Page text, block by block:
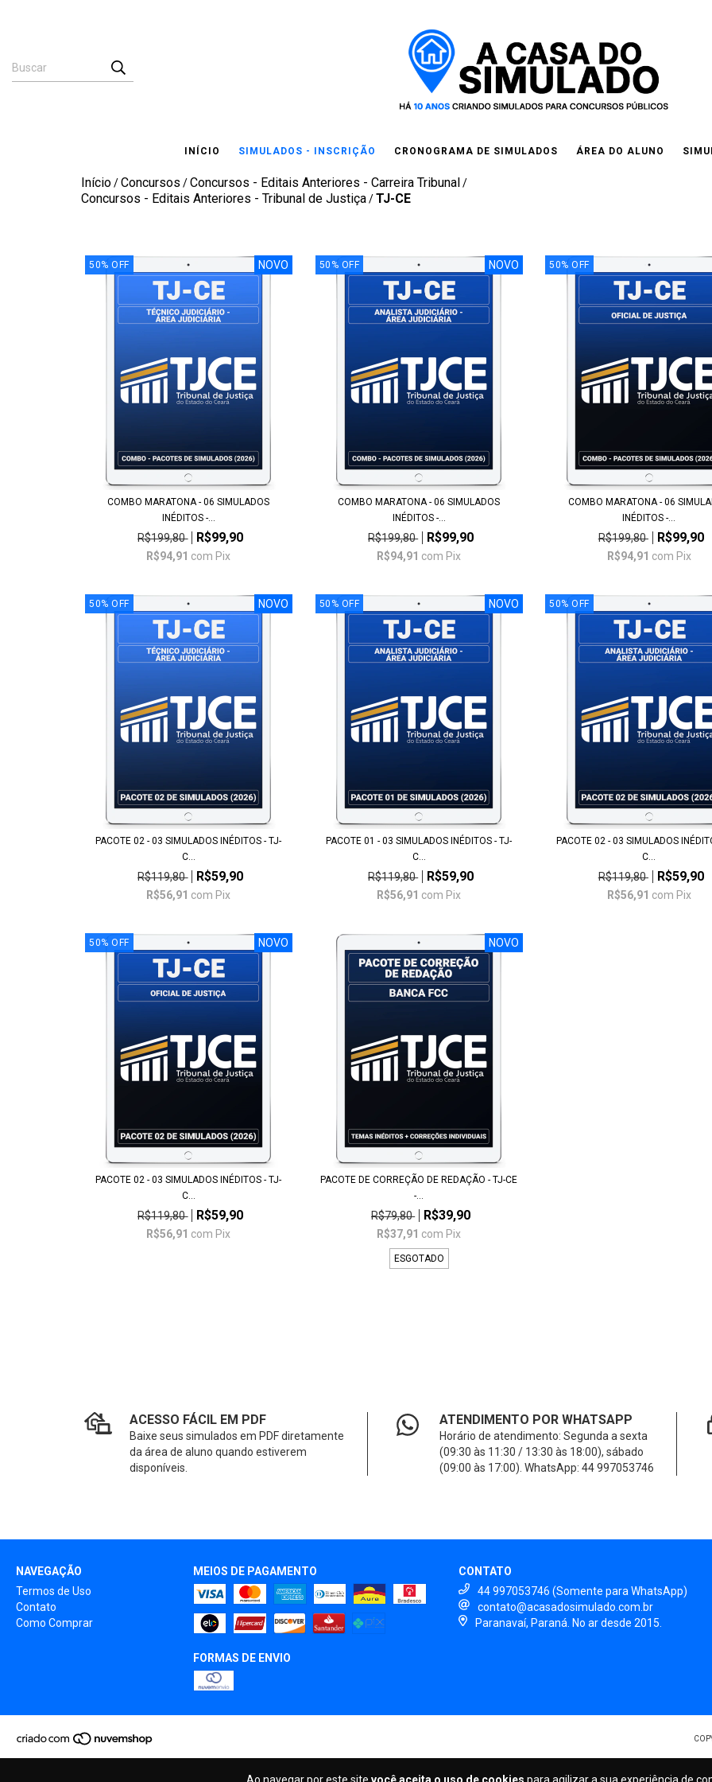
INÍCIO SIMULADOS - INSCRIÇÃO CRONOGRAMA DE SIMULADOS ÁREA DO ALUNO
Início/Concursos /Concursos - Editais Anteriores - Carreira Tribunal/
Concursos - Editais Anteriores - Tribunal de Justiça/TJ-CE
50% OFF NOVO
COMBO MARATONA - 06 SIMULADOS
INÉDITOS -...
R$199,80 R$99,90
R$94,91 com Pix
50 % OFF NOVO
COMBO MARATONA - 06 SIMULADOS
INÉDITOS -...
R$199,80 R$99,90
R$94,91 com Pix
50%OFF
COMBO MARATONA - 06
INÉDITOS -...
R$199,80 R$99,90
R$94,91 com Pix
50% OFF NOVO
PACOTE 02 - 03 SIMULADOS INÉDITOS - TJ-
C...
R$119,80 R$59,90
R$56,91 com Pix
50 % OFF NOVO
PACOTE 01 - 03 SIMULADOS INÉDITOS - TJ-
C...
R$119,80 R$59,90
R$56,91 com Pix
50%OFF
PACOTE 02 - 03 SIMULADOS
C...
R$119,80 R$59,90
R$56,91 com Pix
50% OFF NOVO
PACOTE 02 - 03 SIMULADOS INÉDITOS - TJ-
C...
R$119,80 R$59,90
R$56,91 com Pix
NOVO
PACOTE DE CORREÇÃO DE REDAÇÃO - TJ-CE
-...
R$79,80 R$39,90
R$37,91 com Pix
ESGOTADO
ACESSO FÁCIL EM PDF
Baixe seus simulados em PDF diretamente
da área de aluno quando estiverem
disponíveis.
ATENDIMENTO POR WHATSAPP
Horário de atendimento: Segunda a sexta
(09:30 às 11:30 / 13:30 às 18:00), sábado
(09:00 às 17:00). WhatsApp: 44 997053746
NAVEGAÇÃO
Termos de Uso
Contato
Como Comprar
MEIOS DE PAGAMENTO
FORMAS DE ENVIO
CONTATO
44 997053746 (Somente para WhatsApp)
contato@acasadosimulado.com.br
Paranavaí, Paraná. No ar desde 2015.